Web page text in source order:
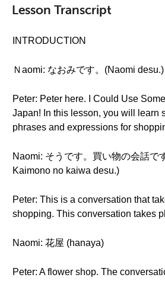
Lesson Transcript
INTRODUCTION
Ｎaomi: なおみです。(Naomi desu.)
Peter: Peter here. I Could Use
Japan! In this lesson, you will learn
phrases and expressions for
Naomi: そうです。買い物の会話で
Kaimono no kaiwa desu.)
Peter: This is a conversation that
shopping. This conversation takes
Naomi: 花屋 (hanaya)
Peter: A flower shop. The